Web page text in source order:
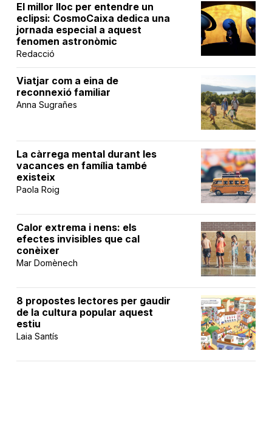
El millor lloc per entendre un
eclipsi: CosmoCaixa dedica una
jornada especial a aquest
fenomen astronòmic
Redacció
Viatjar com a eina de
reconnexió familiar
Anna Sugrañes
La càrrega mental durant les
vacances en família també
existeix
Paola Roig
Calor extrema i nens: els
efectes invisibles que cal
conèixer
Mar Domènech
8 propostes lectores per gaudir
de la cultura popular aquest
estiu
Laia Santís